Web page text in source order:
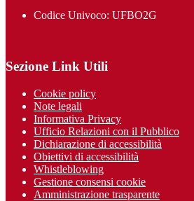
Codice Univoco: UFBO2G
Sezione Link Utili
Cookie policy
Note legali
Informativa Privacy
Ufficio Relazioni con il Pubblico
Dichiarazione di accessibilità
Obiettivi di accessibilità
Whistleblowing
Gestione consensi cookie
Amministrazione trasparente